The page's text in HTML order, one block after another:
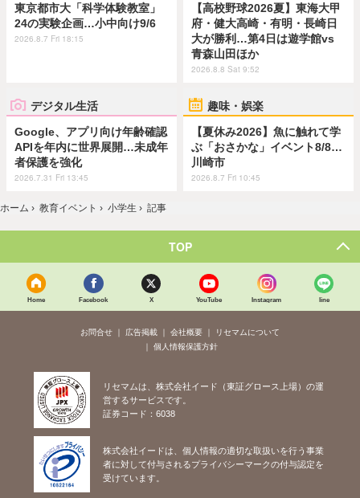
東京都市大「科学体験教室」
24の実験企画…小中向け9/6
2026.8.7 Fri 18:15
【高校野球2026夏】東海大甲
府・健大高崎・有明・長崎日
大が勝利…第4日は遊学館vs
青森山田ほか
2026.8.8 Sat 9:52
デジタル生活
Google、アプリ向け年齢確認
APIを年内に世界展開…未成年
者保護を強化
2026.7.31 Fri 13:45
趣味・娯楽
【夏休み2026】魚に触れて学
ぶ「おさかな」イベント8/8…
川崎市
2026.8.7 Fri 10:45
ホーム › 教育イベント › 小学生 › 記事
TOP
Home Facebook X YouTube Instagram line
お問合せ 広告掲載 会社概要
リセマムについて
個人情報保護方針
リセマムは、株式会社イード（東証グロース上場）の運
営するサービスです。
証券コード：6038
株式会社イードは、個人情報の適切な取扱いを行う事業
者に対して付与されるプライバシーマークの付与認定を
受けています。